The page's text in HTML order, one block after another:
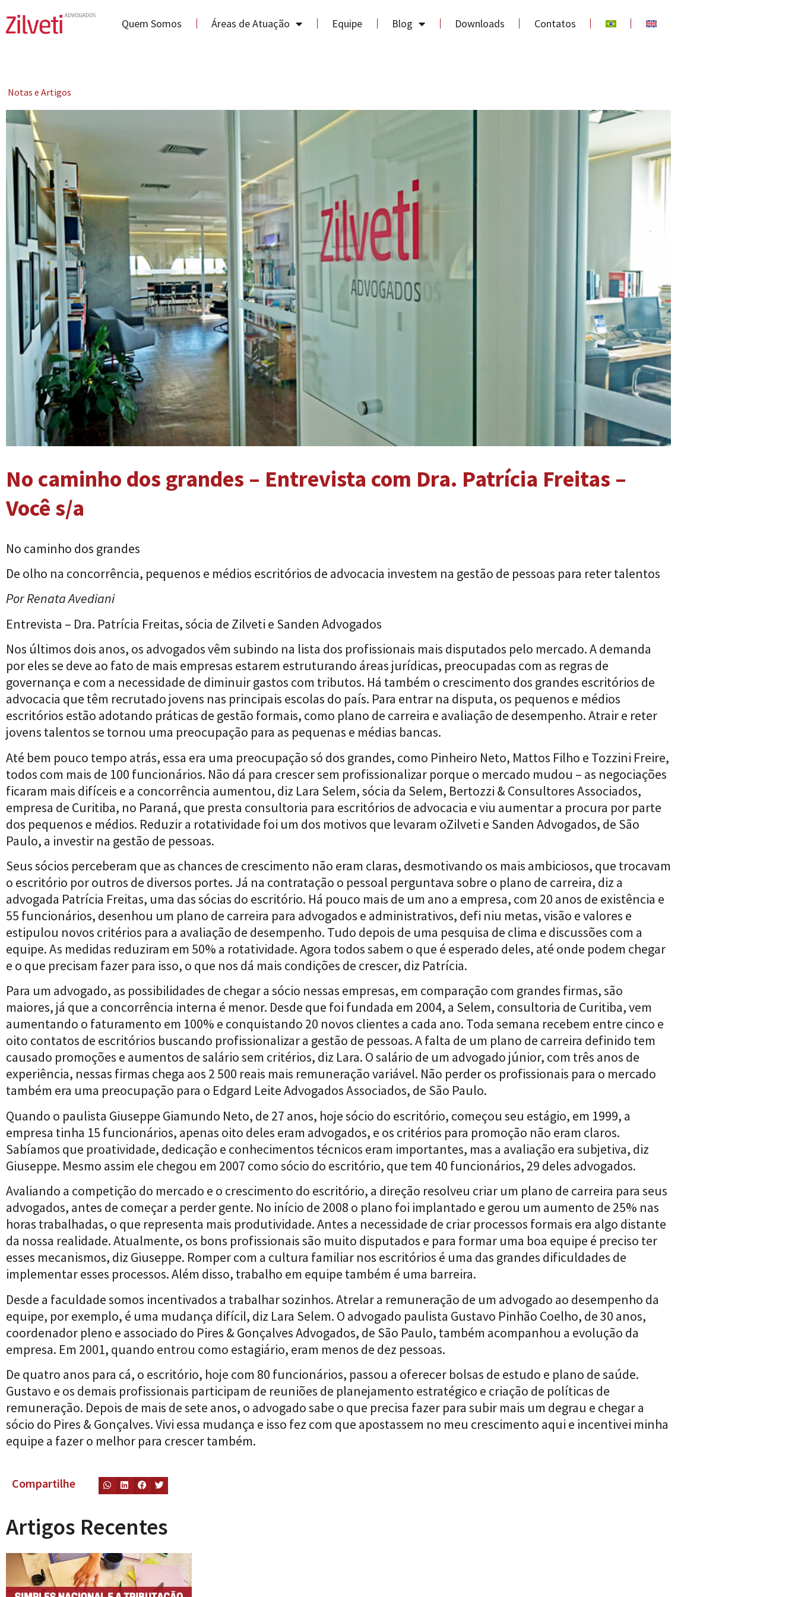
Quem Somos Áreas de Atuação Equipe Blog Downloads Contatos
Notas e Artigos
No caminho dos grandes – Entrevista com Dra. Patrícia Freitas –
Você s/a
No caminho dos grandes
De olho na concorrência, pequenos e médios escritórios de advocacia investem na gestão de pessoas para reter talentos
Por Renata Avediani
Entrevista – Dra. Patrícia Freitas, sócia de Zilveti e Sanden Advogados
Nos últimos dois anos, os advogados vêm subindo na lista dos profissionais mais disputados pelo mercado. A demanda
por eles se deve ao fato de mais empresas estarem estruturando áreas jurídicas, preocupadas com as regras de
governança e com a necessidade de diminuir gastos com tributos. Há também o crescimento dos grandes escritórios de
advocacia que têm recrutado jovens nas principais escolas do país. Para entrar na disputa, os pequenos e médios
escritórios estão adotando práticas de gestão formais, como plano de carreira e avaliação de desempenho. Atrair e reter
jovens talentos se tornou uma preocupação para as pequenas e médias bancas.
Até bem pouco tempo atrás, essa era uma preocupação só dos grandes, como Pinheiro Neto, Mattos Filho e Tozzini Freire,
todos com mais de 100 funcionários. Não dá para crescer sem profissionalizar porque o mercado mudou – as negociações
ficaram mais difíceis e a concorrência aumentou, diz Lara Selem, sócia da Selem, Bertozzi & Consultores Associados,
empresa de Curitiba, no Paraná, que presta consultoria para escritórios de advocacia e viu aumentar a procura por parte
dos pequenos e médios. Reduzir a rotatividade foi um dos motivos que levaram oZilveti e Sanden Advogados, de São
Paulo, a investir na gestão de pessoas.
Seus sócios perceberam que as chances de crescimento não eram claras, desmotivando os mais ambiciosos, que trocavam
o escritório por outros de diversos portes. Já na contratação o pessoal perguntava sobre o plano de carreira, diz a
advogada Patrícia Freitas, uma das sócias do escritório. Há pouco mais de um ano a empresa, com 20 anos de existência e
55 funcionários, desenhou um plano de carreira para advogados e administrativos, defi niu metas, visão e valores e
estipulou novos critérios para a avaliação de desempenho. Tudo depois de uma pesquisa de clima e discussões com a
equipe. As medidas reduziram em 50% a rotatividade. Agora todos sabem o que é esperado deles, até onde podem chegar
e o que precisam fazer para isso, o que nos dá mais condições de crescer, diz Patrícia.
Para um advogado, as possibilidades de chegar a sócio nessas empresas, em comparação com grandes firmas, são
maiores, já que a concorrência interna é menor. Desde que foi fundada em 2004, a Selem, consultoria de Curitiba, vem
aumentando o faturamento em 100% e conquistando 20 novos clientes a cada ano. Toda semana recebem entre cinco e
oito contatos de escritórios buscando profissionalizar a gestão de pessoas. A falta de um plano de carreira definido tem
causado promoções e aumentos de salário sem critérios, diz Lara. O salário de um advogado júnior, com três anos de
experiência, nessas firmas chega aos 2 500 reais mais remuneração variável. Não perder os profissionais para o mercado
também era uma preocupação para o Edgard Leite Advogados Associados, de São Paulo.
Quando o paulista Giuseppe Giamundo Neto, de 27 anos, hoje sócio do escritório, começou seu estágio, em 1999, a
empresa tinha 15 funcionários, apenas oito deles eram advogados, e os critérios para promoção não eram claros.
Sabíamos que proatividade, dedicação e conhecimentos técnicos eram importantes, mas a avaliação era subjetiva, diz
Giuseppe. Mesmo assim ele chegou em 2007 como sócio do escritório, que tem 40 funcionários, 29 deles advogados.
Avaliando a competição do mercado e o crescimento do escritório, a direção resolveu criar um plano de carreira para seus
advogados, antes de começar a perder gente. No início de 2008 o plano foi implantado e gerou um aumento de 25% nas
horas trabalhadas, o que representa mais produtividade. Antes a necessidade de criar processos formais era algo distante
da nossa realidade. Atualmente, os bons profissionais são muito disputados e para formar uma boa equipe é preciso ter
esses mecanismos, diz Giuseppe. Romper com a cultura familiar nos escritórios é uma das grandes dificuldades de
implementar esses processos. Além disso, trabalho em equipe também é uma barreira.
Desde a faculdade somos incentivados a trabalhar sozinhos. Atrelar a remuneração de um advogado ao desempenho da
equipe, por exemplo, é uma mudança difícil, diz Lara Selem. O advogado paulista Gustavo Pinhão Coelho, de 30 anos,
coordenador pleno e associado do Pires & Gonçalves Advogados, de São Paulo, também acompanhou a evolução da
empresa. Em 2001, quando entrou como estagiário, eram menos de dez pessoas.
De quatro anos para cá, o escritório, hoje com 80 funcionários, passou a oferecer bolsas de estudo e plano de saúde.
Gustavo e os demais profissionais participam de reuniões de planejamento estratégico e criação de políticas de
remuneração. Depois de mais de sete anos, o advogado sabe o que precisa fazer para subir mais um degrau e chegar a
sócio do Pires & Gonçalves. Vivi essa mudança e isso fez com que apostassem no meu crescimento aqui e incentivei minha
equipe a fazer o melhor para crescer também.
Compartilhe
Artigos Recentes